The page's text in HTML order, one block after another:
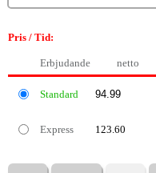
Pris / Tid:
Erbjudande netto
Standard
Express 123.60